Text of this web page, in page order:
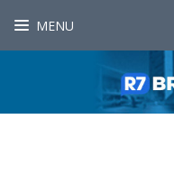
MENU